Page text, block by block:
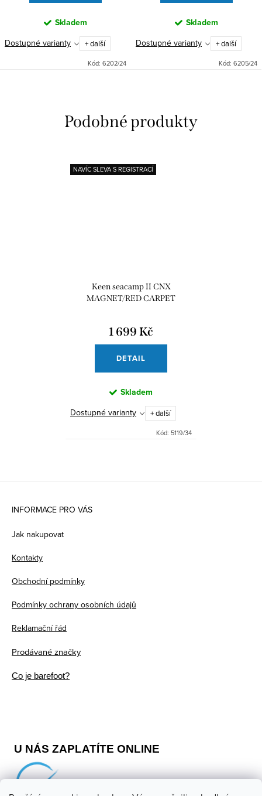
Skladem
Dostupné varianty + další
Kód: 6202/24
Skladem
Dostupné varianty + další
Kód: 6205/24
NAVÍC SLEVA S REGISTRACÍ
Keen seacamp II CNX
MAGNET/RED CARPET
1 699 Kč
DETAIL
Skladem
Dostupné varianty + další
Kód: 5119/34
INFORMACE PRO VÁS
Jak nakupovat
Kontakty
Obchodní podmínky
Podmínky ochrany osobních údajů
Reklamační řád
Prodávané značky
Co je barefoot?
U NÁS ZAPLATÍTE ONLINE